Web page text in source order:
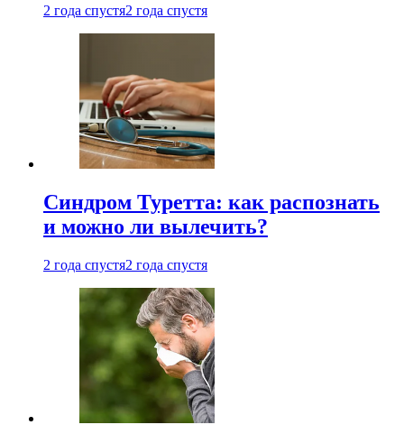
2 года спустя2 года спустя
Синдром Туретта: как распознать
и можно ли вылечить?
2 года спустя2 года спустя